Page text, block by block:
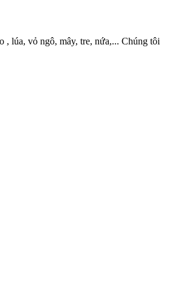
, lúa, vỏ ngô, mây, tre, nứa,... Chúng tôi